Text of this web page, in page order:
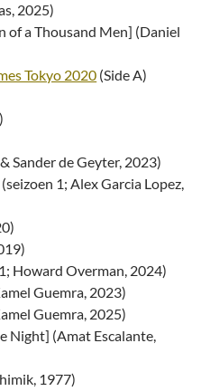
2025)
of a Thousand Men] (Daniel
Tokyo 2020 (Side A)
Sander de Geyter, 2023)
(seizoen 1; Alex Garcia Lopez,
Howard Overman, 2024)
Guemra, 2023)
Guemra, 2025)
Night] (Amat Escalante,
1977)